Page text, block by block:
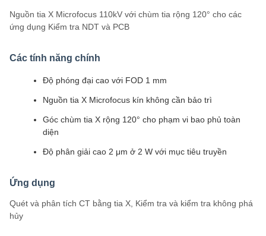
Nguồn tia X Microfocus 110kV với chùm tia rộng 120° cho các
ứng dụng Kiểm tra NDT và PCB
Các tính năng chính
Độ phóng đại cao với FOD 1 mm
Nguồn tia X Microfocus kín không cần bảo trì
Góc chùm tia X rộng 120° cho phạm vi bao phủ toàn
diện
Độ phân giải cao 2 μm ở 2 W với mục tiêu truyền
Ứng dụng
Quét và phân tích CT bằng tia X, Kiểm tra và kiểm tra không phá
hủy